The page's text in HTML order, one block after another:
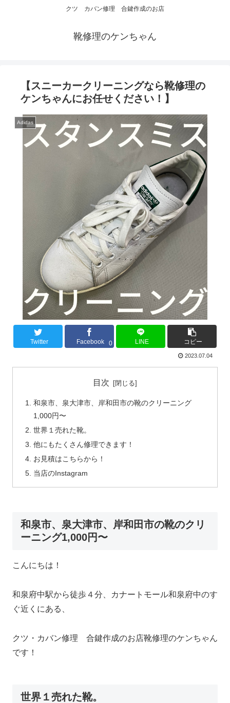
クツ カバン修理 合鍵作成のお店
靴修理のケンちゃん
【スニーカークリーニングなら靴修理の
ケンちゃんにお任せください！】
Adidas
Twitter Facebook 0 LINE コピー
2023.07.04
目次
和泉市、泉大津市、岸和田市の靴のクリーニング
1,000円〜
世界１売れた靴。
他にもたくさん修理できます！
お見積はこちらから！
当店のInstagram
和泉市、泉大津市、岸和田市の靴のクリ
ーニング1,000円〜
こんにちは！
和泉府中駅から徒歩４分、カナートモール和泉府中のす
ぐ近くにある、
クツ・カバン修理 合鍵作成のお店靴修理のケンちゃん
です！
世界１売れた靴。